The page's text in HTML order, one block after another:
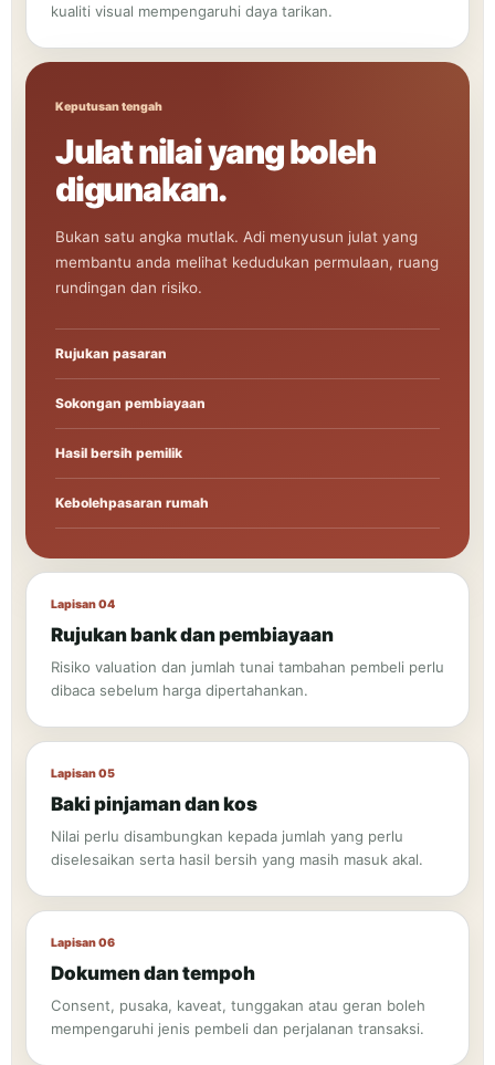
kualiti visual mempengaruhi daya tarikan.
Keputusan tengah
Julat nilai yang boleh
digunakan.
Bukan satu angka mutlak. Adi menyusun julat yang
membantu anda melihat kedudukan permulaan, ruang
rundingan dan risiko.
Rujukan pasaran
Sokongan pembiayaan
Hasil bersih pemilik
Kebolehpasaran rumah
Lapisan 04
Rujukan bank dan pembiayaan
Risiko valuation dan jumlah tunai tambahan pembeli perlu
dibaca sebelum harga dipertahankan.
Lapisan 05
Baki pinjaman dan kos
Nilai perlu disambungkan kepada jumlah yang perlu
diselesaikan serta hasil bersih yang masih masuk akal.
Lapisan 06
Dokumen dan tempoh
Consent, pusaka, kaveat, tunggakan atau geran boleh
mempengaruhi jenis pembeli dan perjalanan transaksi.